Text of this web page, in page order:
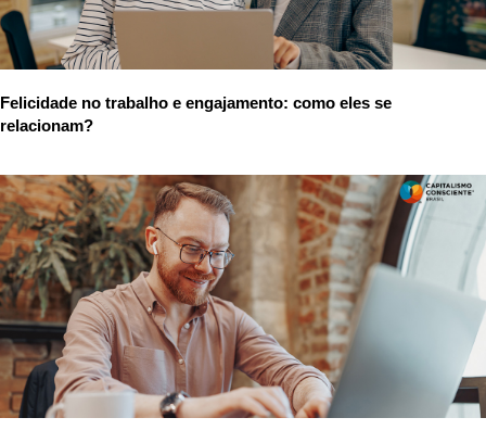
Felicidade no trabalho e engajamento: como eles se
relacionam?